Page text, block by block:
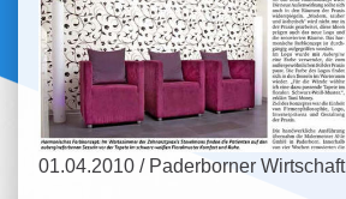
01.04.2010 / Paderborner Wirtschaft